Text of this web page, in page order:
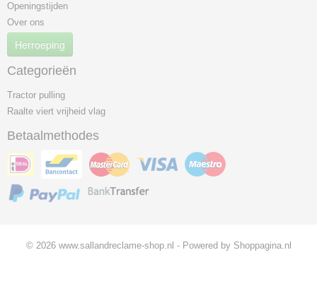
Openingstijden
Over ons
Herroeping
Categorieën
Tractor pulling
Raalte viert vrijheid vlag
Betaalmethodes
© 2026 www.sallandreclame-shop.nl - Powered by Shoppagina.nl